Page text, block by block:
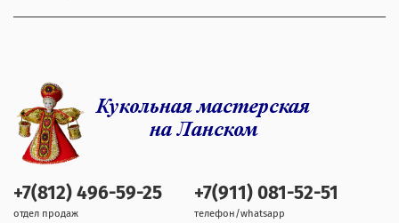
+7(812) 496-59-25
отдел продаж
+7(911) 081-52-51
телефон/whatsapp